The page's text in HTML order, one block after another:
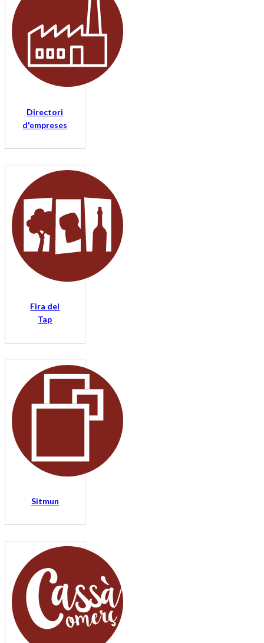
Directori
d'empreses
Fira del
Tap
Sitmun